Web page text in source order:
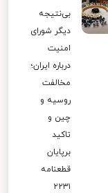
بی‌نتیجه
دیگر شورای
امنیت
درباره ایران؛
مخالفت
روسیه و
چین و
تاکید
برپایان
قطعنامه
۲۲۳۱